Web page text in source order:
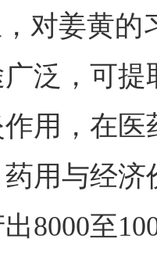
对姜黄
泛，可
用，在
用与经济
8000至